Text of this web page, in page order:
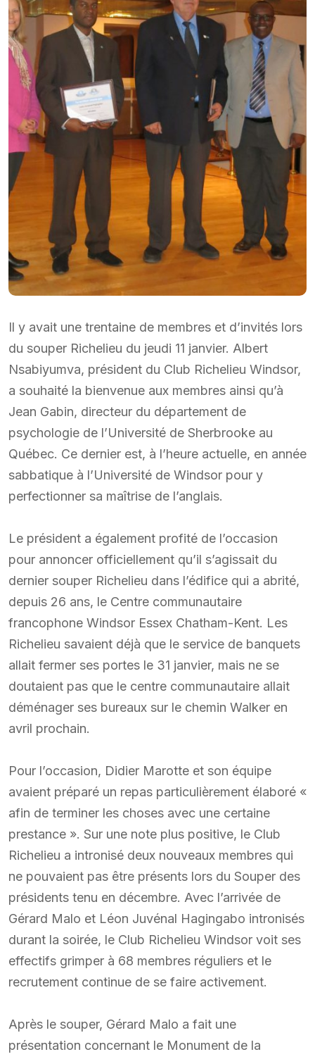
Il y avait une trentaine de membres et d’invités lors
du souper Richelieu du jeudi 11 janvier. Albert
Nsabiyumva, président du Club Richelieu Windsor,
a souhaité la bienvenue aux membres ainsi qu’à
Jean Gabin, directeur du département de
psychologie de l’Université de Sherbrooke au
Québec. Ce dernier est, à l’heure actuelle, en année
sabbatique à l’Université de Windsor pour y
perfectionner sa maîtrise de l’anglais.
Le président a également profité de l’occasion
pour annoncer officiellement qu’il s’agissait du
dernier souper Richelieu dans l’édifice qui a abrité,
depuis 26 ans, le Centre communautaire
francophone Windsor Essex Chatham-Kent. Les
Richelieu savaient déjà que le service de banquets
allait fermer ses portes le 31 janvier, mais ne se
doutaient pas que le centre communautaire allait
déménager ses bureaux sur le chemin Walker en
avril prochain.
Pour l’occasion, Didier Marotte et son équipe
avaient préparé un repas particulièrement élaboré «
afin de terminer les choses avec une certaine
prestance ». Sur une note plus positive, le Club
Richelieu a intronisé deux nouveaux membres qui
ne pouvaient pas être présents lors du Souper des
présidents tenu en décembre. Avec l’arrivée de
Gérard Malo et Léon Juvénal Hagingabo intronisés
durant la soirée, le Club Richelieu Windsor voit ses
effectifs grimper à 68 membres réguliers et le
recrutement continue de se faire activement.
Après le souper, Gérard Malo a fait une
présentation concernant le Monument de la